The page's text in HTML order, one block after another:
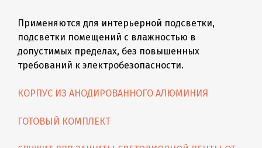
Применяются для интерьерной подсветки,
подсветки помещений с влажностью в
допустимых пределах, без повышенных
требований к электробезопасности.
КОРПУС ИЗ АНОДИРОВАННОГО АЛЮМИНИЯ
ГОТОВЫЙ КОМПЛЕКТ